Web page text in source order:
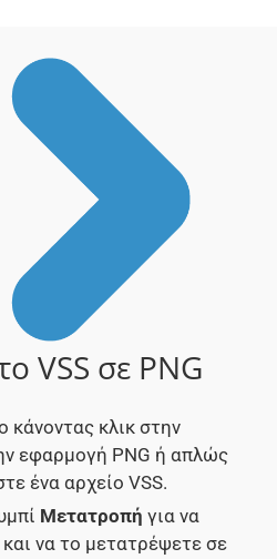
VSS σε PNG
κάνοντας κλικ στην
εφαρμογή PNG ή απλώς
ένα αρχείο VSS.
Μετατροπή για να
να το μετατρέψετε σε